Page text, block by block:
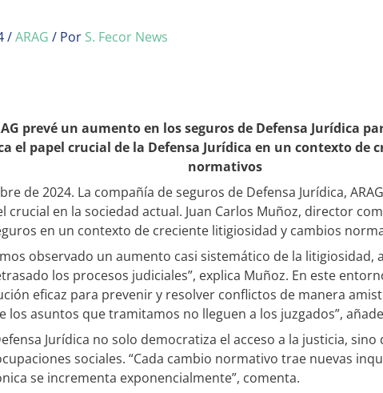
/ARAG / Por S. Fecor News
prevé un aumento en los seguros de Defensa Jurídica
el papel crucial de la Defensa Jurídica en un contexto de
normativos
de 2024. La compañía de seguros de Defensa Jurídica,
crucial en la sociedad actual. Juan Carlos Muñoz, director
en un contexto de creciente litigiosidad y cambios
observado un aumento casi sistemático de la litigiosidad,
los procesos judiciales”, explica Muñoz. En este
eficaz para prevenir y resolver conflictos de manera
los asuntos que tramitamos no lleguen a los juzgados”,
Jurídica no solo democratiza el acceso a la justicia,
sociales. “Cada cambio normativo trae nuevas
se incrementa exponencialmente”, comenta.